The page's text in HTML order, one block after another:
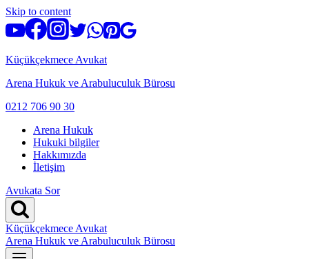
Skip to content
Küçükçekmece Avukat
Arena Hukuk ve Arabuluculuk Bürosu
0212 706 90 30
Arena Hukuk
Hukuki bilgiler
Hakkımızda
İletişim
Avukata Sor
Küçükçekmece Avukat
Arena Hukuk ve Arabuluculuk Bürosu